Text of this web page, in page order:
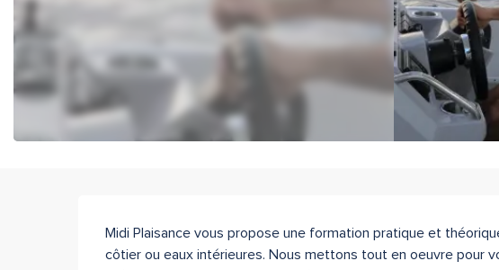
Description
Midi Plaisance vous propose une formation pratique et
côtier ou eaux intérieures. Nous mettons tout en oeuvre pour